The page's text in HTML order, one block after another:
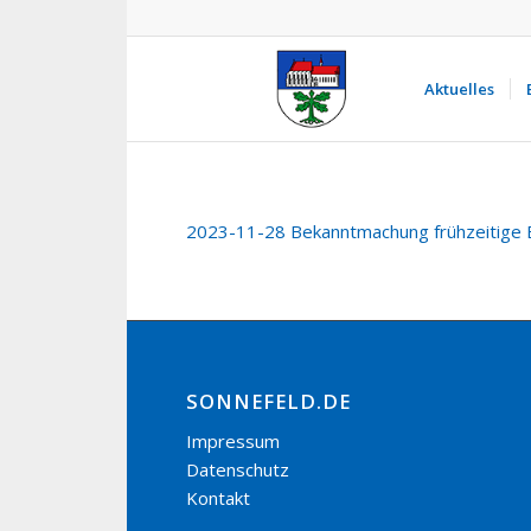
Aktuelles
2023-11-28 Bekanntmachung frühzeitige
SONNEFELD.DE
Impressum
Datenschutz
Kontakt